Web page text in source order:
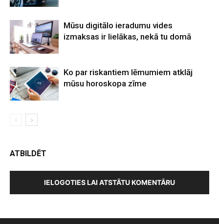
Mūsu digitālo ieradumu vides
izmaksas ir lielākas, nekā tu domā
Ko par riskantiem lēmumiem atklāj
mūsu horoskopa zīme
ATBILDĒT
IELOGOTIES LAI ATSTĀTU KOMENTĀRU